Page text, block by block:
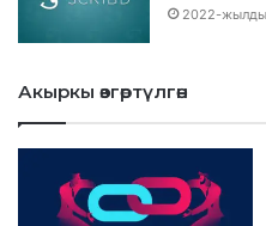
2022-
Акыркы өзгөртүлгөн